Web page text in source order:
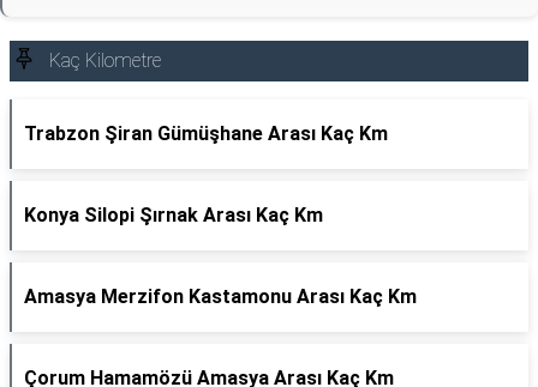
Kaç Kilometre
Trabzon Şiran Gümüşhane Arası Kaç Km
Konya Silopi Şırnak Arası Kaç Km
Amasya Merzifon Kastamonu Arası Kaç Km
Çorum Hamamözü Amasya Arası Kaç Km